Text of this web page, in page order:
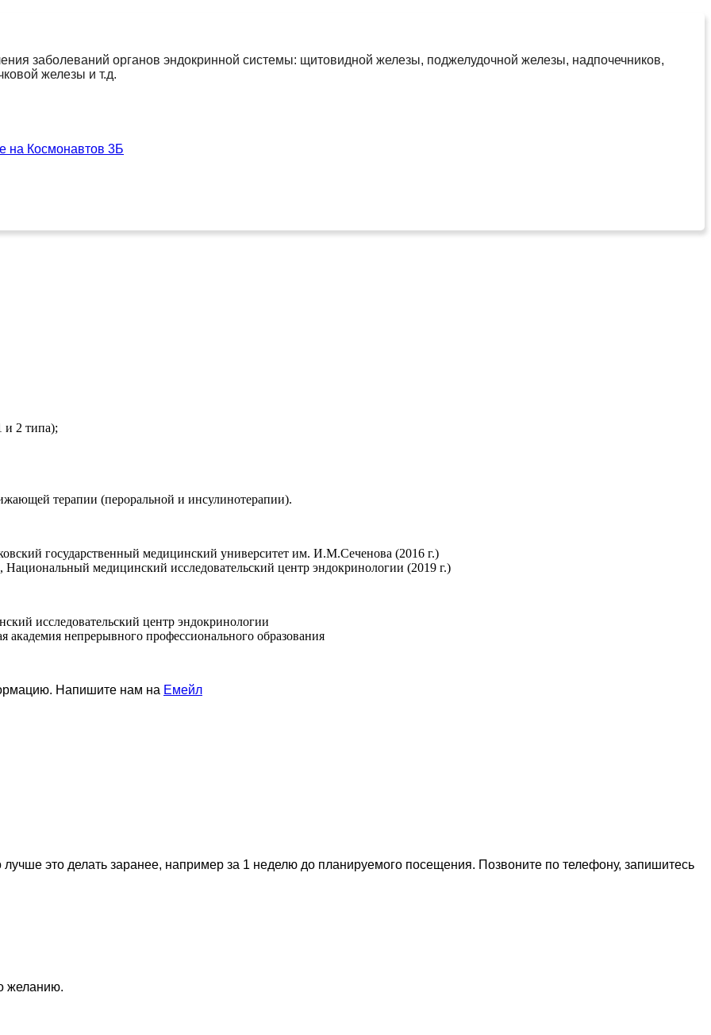
заболеваний органов эндокринной системы: щитовидной железы, поджелудочной железы, надпочечников,
железы и т.д.
на Космонавтов 3Б
и 2 типа);
терапии (пероральной и инсулинотерапии).
государственный медицинский университет им. И.М.Сеченова (2016 г.)
медицинский исследовательский центр эндокринологии (2019 г.)
исследовательский центр эндокринологии
академия непрерывного профессионального образования
Напишите нам на Емейл
это делать заранее, например за 1 неделю до планируемого посещения. Позвоните по телефону, запишитесь
желанию.